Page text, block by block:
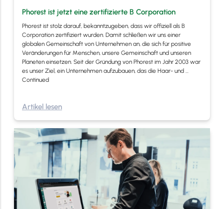
Phorest ist jetzt eine zertifizierte B Corporation
Phorest ist stolz darauf, bekanntzugeben, dass wir offiziell als B
Corporation zertifiziert wurden. Damit schließen wir uns einer
globalen Gemeinschaft von Unternehmen an, die sich für positive
Veränderungen für Menschen, unsere Gemeinschaft und unseren
Planeten einsetzen. Seit der Gründung von Phorest im Jahr 2003 war
es unser Ziel, ein Unternehmen aufzubauen, das die Haar- und …
Continued
Artikel lesen